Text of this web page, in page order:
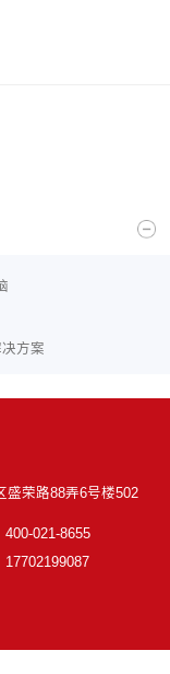
方案
盛荣路88弄6号楼502
400-021-8655
17702199087